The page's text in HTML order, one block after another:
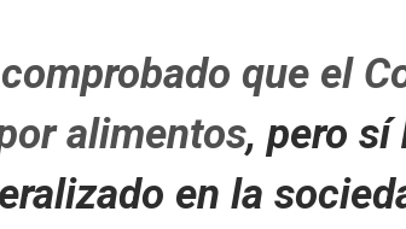
que el
alimentos, pero sí
en la